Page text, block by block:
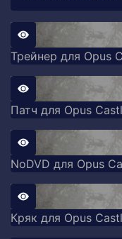
Трейнер для Opus
Патч для Opus
NoDVD для Opus
Кряк для Opus